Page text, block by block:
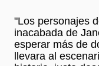
"Los personajes
inacabada de
esperar más de
llevara al